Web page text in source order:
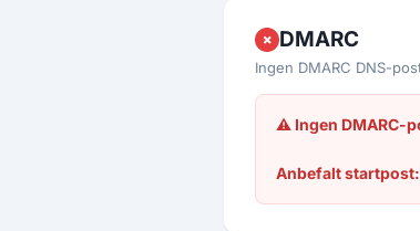
✗ DMARC
Ingen DMARC DNS-
⚠ Ingen DMARC-
Anbefalt startpost: